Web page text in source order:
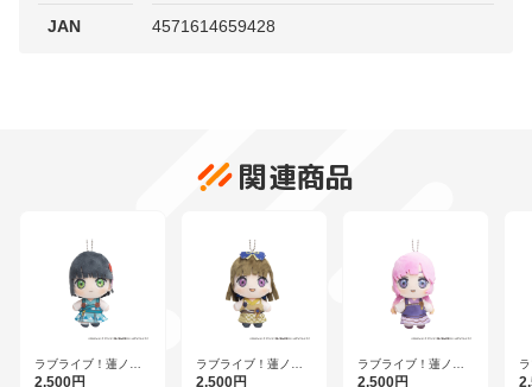
JAN 4571614659428
関連商品
ラブライブ！蓮ノ空
女学院スクールアイ
2,500円
ラブライブ！蓮ノ空
女学院スクールアイ
2,500円
ラブライブ！蓮ノ空
女学院スクールアイ
2,500円